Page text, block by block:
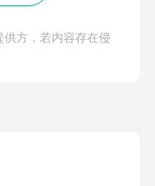
方，若内容存在侵